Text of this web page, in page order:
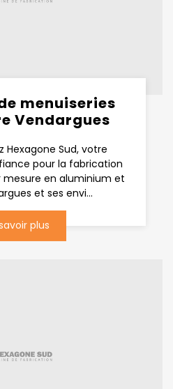
menuiseries
Vendargues
Hexagone Sud, votre
pour la fabrication
mesure en aluminium et
et ses envi...
plus